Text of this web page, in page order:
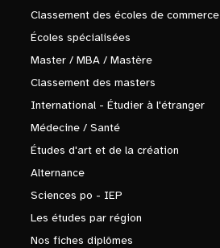
Classement des écoles de commerce
Écoles spécialisées
Master / MBA / Mastère
Classement des masters
International - Étudier à l'étranger
Médecine / Santé
Études d'art et de la création
Alternance
Sciences po - IEP
Les études par région
Nos fiches diplômes